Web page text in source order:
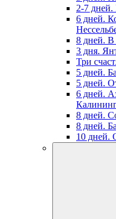
2-7
6 дней.
8 дней. В
3 дня.
Три
5 дней.
5 дней.
6 дней.
8 дней.
8 дней.
10 дней.